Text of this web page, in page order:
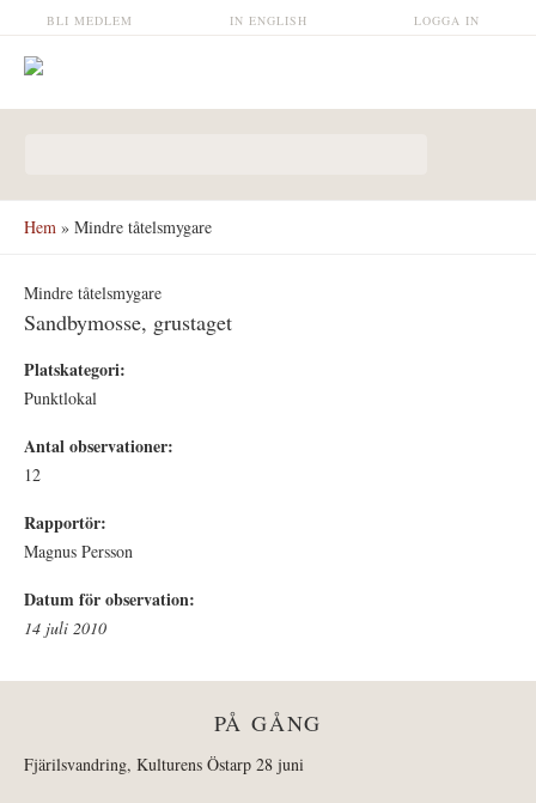
Hoppa till huvudinnehåll LOGGA IN
IN ENGLISH
BLI MEDLEM
Hem » Mindre tåtelsmygare
Mindre tåtelsmygare
Sandbymosse, grustaget
Platskategori:
Punktlokal
Antal observationer:
12
Rapportör:
Magnus Persson
Datum för observation:
14 juli 2010
PÅ GÅNG
Fjärilsvandring, Kulturens Östarp 28 juni